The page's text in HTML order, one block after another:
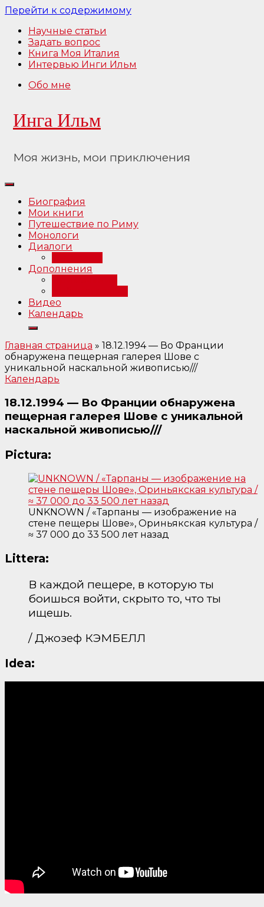
Перейти к содержимому
Научные статьи
Задать вопрос
Книга Моя Италия
Интервью Инги Ильм
Обо мне
Инга Ильм
Моя жизнь, мои приключения
Биография
Мои книги
Путешествие по Риму
Монологи
Диалоги
Дополнения
Видео
Календарь
Главная страница » 18.12.1994 — Во Франции
обнаружена пещерная галерея Шове с
уникальной наскальной живописью///
Календарь
18.12.1994 — Во Франции обнаружена
пещерная галерея Шове с уникальной
наскальной живописью///
Pictura:
UNKNOWN / «Тарпаны — изображение на
стене пещеры Шове», Ориньякская культура /
≈ 37 000 до 33 500 лет назад
Littera:
В каждой пещере, в которую ты
боишься войти, скрыто то, что ты
ищешь.
/ Джозеф КЭМБЕЛЛ
Idea: